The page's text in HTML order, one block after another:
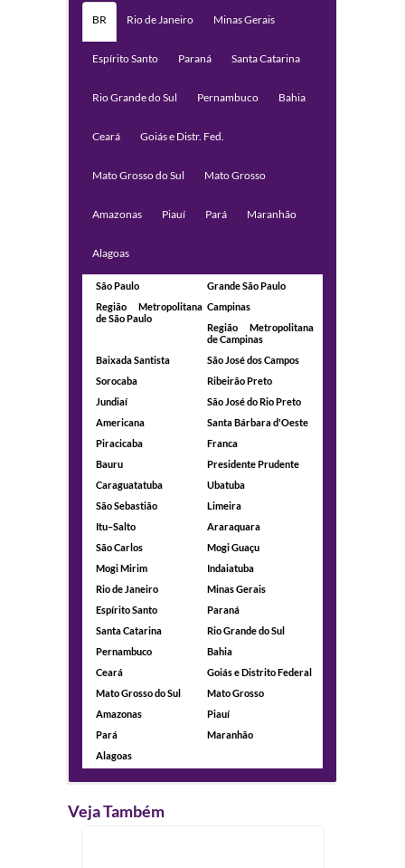
BR Rio de Janeiro Minas Gerais
Espírito Santo Paraná Santa Catarina
Rio Grande do Sul Pernambuco Bahia
Ceará Goiás e Distr. Fed.
Mato Grosso do Sul Mato Grosso
Amazonas Piauí Pará Maranhão
Alagoas
São Paulo
Grande São Paulo
Região Metropolitana
de São Paulo
Campinas
Região Metropolitana
de Campinas
Baixada Santista
São José dos Campos
Sorocaba
Ribeirão Preto
Jundiaí
São José do Rio Preto
Americana
Santa Bárbara d'Oeste
Piracicaba
Franca
Bauru
Presidente Prudente
Caraguatatuba
Ubatuba
São Sebastião
Limeira
Itu–Salto
Araraquara
São Carlos
Mogi Guaçu
Mogi Mirim
Indaiatuba
Rio de Janeiro
Minas Gerais
Espírito Santo
Paraná
Santa Catarina
Rio Grande do Sul
Pernambuco
Bahia
Ceará
Goiás e Distrito Federal
Mato Grosso do Sul
Mato Grosso
Amazonas
Piauí
Pará
Maranhão
Alagoas
Veja Também